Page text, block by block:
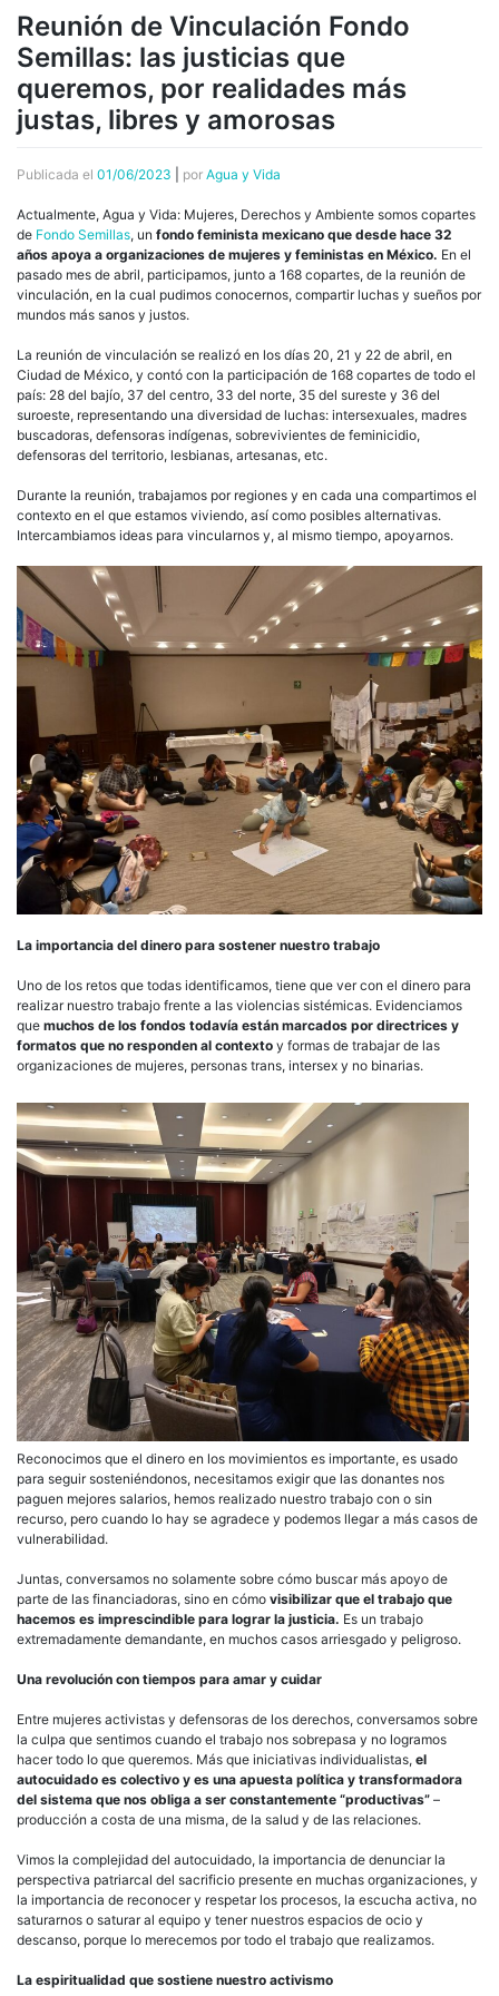
Reunión de Vinculación Fondo
Semillas: las justicias que
queremos, por realidades más
justas, libres y amorosas
Publicada el 01/06/2023 por Agua y Vida
Actualmente, Agua y Vida: Mujeres, Derechos y Ambiente somos copartes
de Fondo Semillas, un fondo feminista mexicano que desde hace 32
años apoya a organizaciones de mujeres y feministas en México. En el
pasado mes de abril, participamos, junto a 168 copartes, de la reunión de
vinculación, en la cual pudimos conocernos, compartir luchas y sueños por
mundos más sanos y justos.
La reunión de vinculación se realizó en los días 20, 21 y 22 de abril, en
Ciudad de México, y contó con la participación de 168 copartes de todo el
país: 28 del bajío, 37 del centro, 33 del norte, 35 del sureste y 36 del
suroeste, representando una diversidad de luchas: intersexuales, madres
buscadoras, defensoras indígenas, sobrevivientes de feminicidio,
defensoras del territorio, lesbianas, artesanas, etc.
Durante la reunión, trabajamos por regiones y en cada una compartimos el
contexto en el que estamos viviendo, así como posibles alternativas.
Intercambiamos ideas para vincularnos y, al mismo tiempo, apoyarnos.
La importancia del dinero para sostener nuestro trabajo
Uno de los retos que todas identificamos, tiene que ver con el dinero para
realizar nuestro trabajo frente a las violencias sistémicas. Evidenciamos
que muchos de los fondos todavía están marcados por directrices y
formatos que no responden al contexto y formas de trabajar de las
organizaciones de mujeres, personas trans, intersex y no binarias.
Reconocimos que el dinero en los movimientos es importante, es usado
para seguir sosteniéndonos, necesitamos exigir que las donantes nos
paguen mejores salarios, hemos realizado nuestro trabajo con o sin
recurso, pero cuando lo hay se agradece y podemos llegar a más casos de
vulnerabilidad.
Juntas, conversamos no solamente sobre cómo buscar más apoyo de
parte de las financiadoras, sino en cómo visibilizar que el trabajo que
hacemos es imprescindible para lograr la justicia. Es un trabajo
extremadamente demandante, en muchos casos arriesgado y peligroso.
Una revolución con tiempos para amar y cuidar
Entre mujeres activistas y defensoras de los derechos, conversamos sobre
la culpa que sentimos cuando el trabajo nos sobrepasa y no logramos
hacer todo lo que queremos. Más que iniciativas individualistas, el
autocuidado es colectivo y es una apuesta política y transformadora
del sistema que nos obliga a ser constantemente “productivas” –
producción a costa de una misma, de la salud y de las relaciones.
Vimos la complejidad del autocuidado, la importancia de denunciar la
perspectiva patriarcal del sacrificio presente en muchas organizaciones, y
la importancia de reconocer y respetar los procesos, la escucha activa, no
saturarnos o saturar al equipo y tener nuestros espacios de ocio y
descanso, porque lo merecemos por todo el trabajo que realizamos.
La espiritualidad que sostiene nuestro activismo